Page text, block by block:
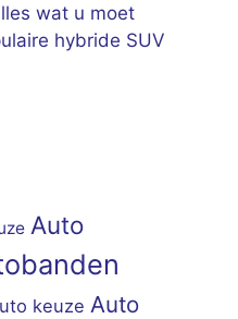
wat u moet
hybride SUV
Auto
keuze Auto